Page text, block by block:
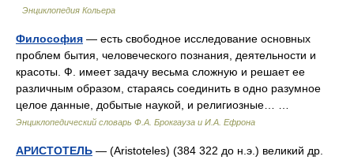
Энциклопедия Кольера
Философия — есть свободное исследование основных
проблем бытия, человеческого познания, деятельности и
красоты. Ф. имеет задачу весьма сложную и решает ее
различным образом, стараясь соединить в одно разумное
целое данные, добытые наукой, и религиозные… …
Энциклопедический словарь Ф.А. Брокгауза и И.А. Ефрона
АРИСТОТЕЛЬ — (Aristoteles) (384 322 до н.э.) великий др.